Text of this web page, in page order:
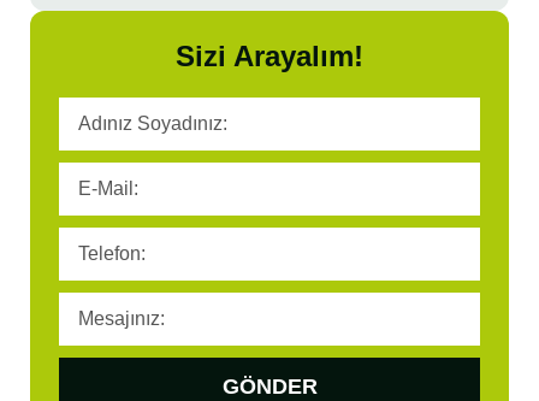
Sizi Arayalım!
GÖNDER